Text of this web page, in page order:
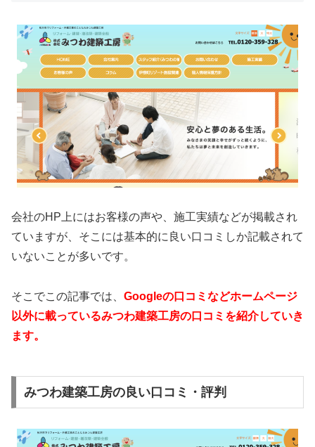
会社のHP上にはお客様の声や、施工実績などが掲載され
ていますが、そこには基本的に良い口コミしか記載されて
いないことが多いです。
そこでこの記事では、 Googleの口コミなどホームページ
以外に載っているみつわ建築工房の口コミを紹介していき
ます。
みつわ建築工房の良い口コミ・評判